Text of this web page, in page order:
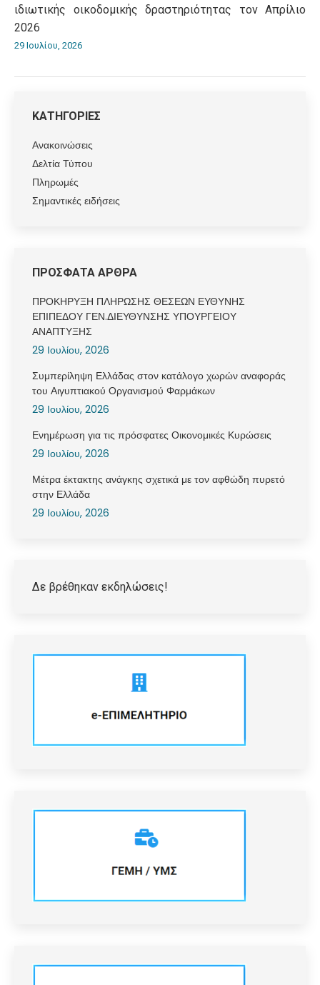
ιδιωτικής οικοδομικής δραστηριότητας τον Απρίλιο
2026
29 Ιουλίου, 2026
ΚΑΤΗΓΟΡΙΕΣ
Ανακοινώσεις
Δελτία Τύπου
Πληρωμές
Σημαντικές ειδήσεις
ΠΡΟΣΦΑΤΑ ΑΡΘΡΑ
ΠΡΟΚΗΡΥΞΗ ΠΛΗΡΩΣΗΣ ΘΕΣΕΩΝ ΕΥΘΥΝΗΣ
ΕΠΙΠΕΔΟΥ ΓΕΝ.ΔΙΕΥΘΥΝΣΗΣ ΥΠΟΥΡΓΕΙΟΥ
ΑΝΑΠΤΥΞΗΣ
29 Ιουλίου, 2026
Συμπερίληψη Ελλάδας στον κατάλογο χωρών αναφοράς
του Αιγυπτιακού Οργανισμού Φαρμάκων
29 Ιουλίου, 2026
Ενημέρωση για τις πρόσφατες Οικονομικές Κυρώσεις
29 Ιουλίου, 2026
Μέτρα έκτακτης ανάγκης σχετικά με τον αφθώδη πυρετό
στην Ελλάδα
29 Ιουλίου, 2026
Δε βρέθηκαν εκδηλώσεις!